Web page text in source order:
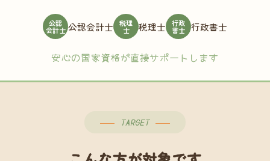
公認
会計士 公認会計士 税理
士 税理士 行政
書士 行政書士
安心の国家資格が直接サポートします
TARGET